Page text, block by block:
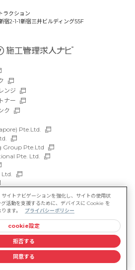
ラクション
2-1-1新宿三井ビルディング55F
ンジ
ナー
ク
Pte.Ltd.
Group Pte.Ltd
Pte. Ltd.
Pty. Ltd.
Limited
クホルダー方針
プライバシーポリシー
Inc.
サイトナビゲーションを強化し、サイトの使用状
活動を支援するために、デバイスに Cookie を
ます。
プライバシーポリシー
cookie設定
拒否する
同意する